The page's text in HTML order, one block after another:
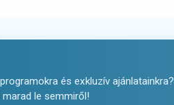
és exkluzív ajánlatainkra?
le semmiről!